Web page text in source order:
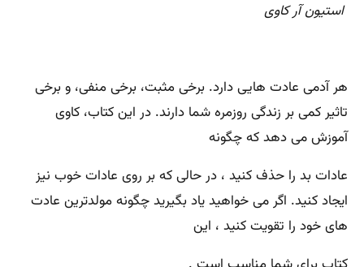
استیون آر کاوی
هر آدمی عادت هایی دارد. برخی مثبت، برخی منفی، و برخی
تاثیر کمی بر زندگی روزمره شما دارند. در این کتاب، کاوی
آموزش می دهد که چگونه
عادات بد را حذف کنید ، در حالی که بر روی عادات خوب نیز
ایجاد کنید. اگر می خواهید یاد بگیرید چگونه مولدترین عادت
های خود را تقویت کنید ، این